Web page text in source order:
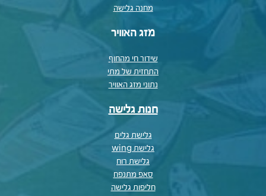
מחנה גלישה
מזג האוויר
שידור חי מהחוף
התחזית של מתי
נתוני מזג האוויר
חנות גלישה
גלישת גלים
גלישת wing
גלישת רוח
סאפ מתנפח
חליפות גלישה